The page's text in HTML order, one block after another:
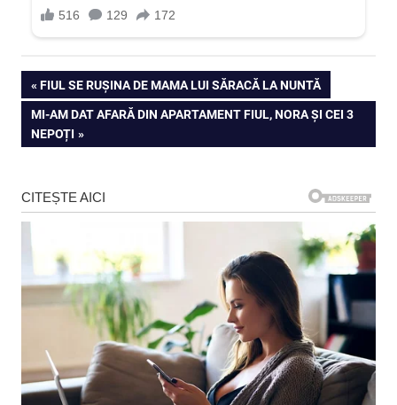
Navigare
în
articole
PREVIOUS
POST:
FIUL SE RUȘINA DE MAMA LUI SĂRACĂ LA NUNTĂ
NEXT
POST:
MI-AM DAT AFARĂ DIN APARTAMENT FIUL, NORA ȘI CEI 3
NEPOȚI